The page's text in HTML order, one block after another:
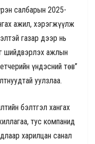
салбарын 2025-
ажил, хэрэгжүүлж
газар дээр нь
шийдвэрлэх ажлын
үндэсний төв”
уулзлаа.
бэлтгэл хангах
тус компанид
харилцан санал